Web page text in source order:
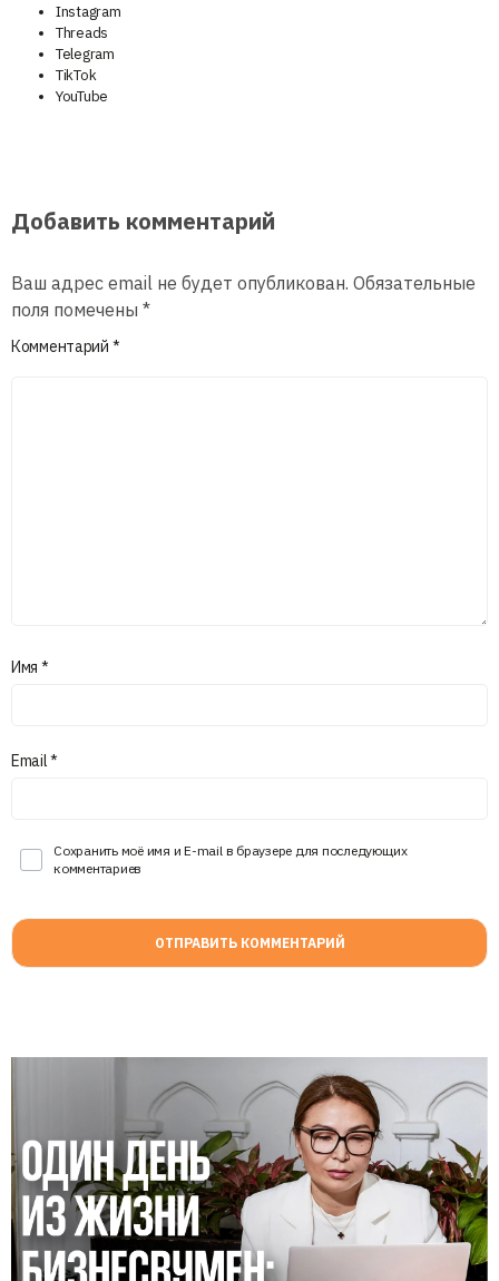
Instagram
Threads
Telegram
TikTok
YouTube
Добавить комментарий
Ваш адрес email не будет опубликован. Обязательные
поля помечены *
Комментарий *
Имя *
Email*
Сохранить моё имя и E-mail в браузере для последующих
комментариев